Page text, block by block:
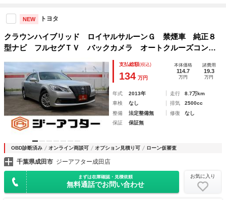
NEW トヨタ
クラウンハイブリッド ロイヤルサルーンＧ 禁煙車 純正８
型ナビ フルセグＴＶ バックカメラ オートクルーズコント
ロール 温冷白革シート 電動リアゲート パワーシート シ
ートエアコン ＬＥＤヘッドライト ＥＴＣ 純正１６インチ
ＡＷ
支払総額(税込)
134 万円
本体価格
114.7
万円
諸費用
19.3
万円
年式 2013年 走行
8.7万km
車検
なし 排気
2500cc
整備
法定整備無 修復
なし
保証
保証無
OBD診断済み オンライン商談可 オプション見積り可 ローン仮審査
千葉県成田市 ジーアフター成田店
まずは在庫確認・見積依頼
無料通話でお問い合わせ
お気に入り